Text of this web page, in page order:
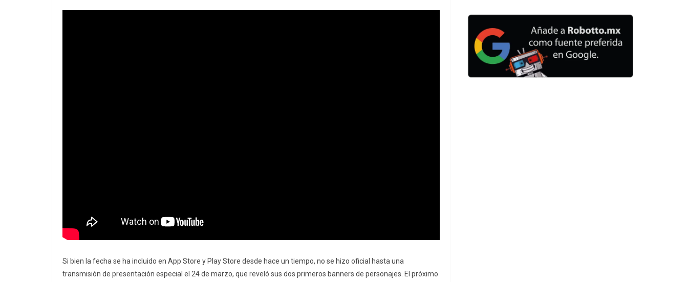
Si bien la fecha se ha incluido en App Store y Play Store desde hace un tiempo, no se hizo oficial hasta una
transmisión de presentación especial el 24 de marzo, que reveló sus dos primeros banners de personajes. El próximo